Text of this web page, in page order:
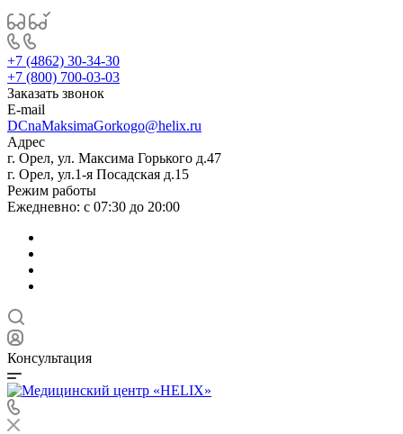
+7 (4862) 30-34-30
+7 (800) 700-03-03
Заказать звонок
E-mail
DCnaMaksimaGorkogo@helix.ru
Адрес
г. Орел, ул. Максима Горького д.47
г. Орел, ул.1-я Посадская д.15
Режим работы
Ежедневно: с 07:30 до 20:00
Консультация